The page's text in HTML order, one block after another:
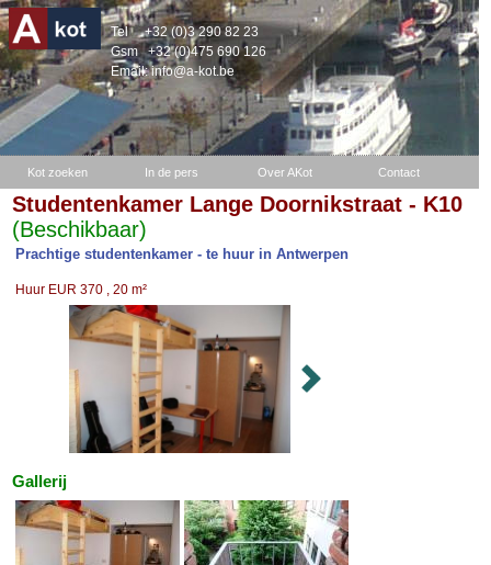
Tel+32 (0)3 290 82 23
Gsm +32 (0)475 690 126
Email:info@a-kot.be
Kot zoeken In de pers Over AKot Contact
Studentenkamer Lange Doornikstraat - K10
(Beschikbaar)
Prachtige studentenkamer - te huur in Antwerpen
Huur EUR 370 , 20 m²
Gallerij